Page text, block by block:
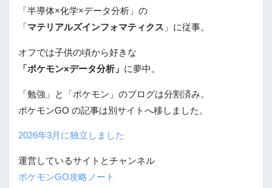
「半導体×化学×データ分析」の
「 マテリアルズインフォマティクス 」に従事。
オフでは子供の頃から好きな
「ポケモン×データ分析」 に夢中。
「勉強」と「ポケモン」のブログは分割済み。
ポケモンGO の記事は別サイトへ移しました。
2026年3月に独立しました
運営しているサイトとチャンネル
ポケモンGO攻略ノート